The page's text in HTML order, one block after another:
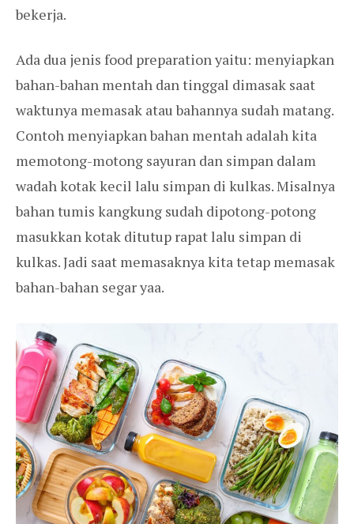
bekerja.
Ada dua jenis food preparation yaitu: menyiapkan
bahan-bahan mentah dan tinggal dimasak saat
waktunya memasak atau bahannya sudah matang.
Contoh menyiapkan bahan mentah adalah kita
memotong-motong sayuran dan simpan dalam
wadah kotak kecil lalu simpan di kulkas. Misalnya
bahan tumis kangkung sudah dipotong-potong
masukkan kotak ditutup rapat lalu simpan di
kulkas. Jadi saat memasaknya kita tetap memasak
bahan-bahan segar yaa.